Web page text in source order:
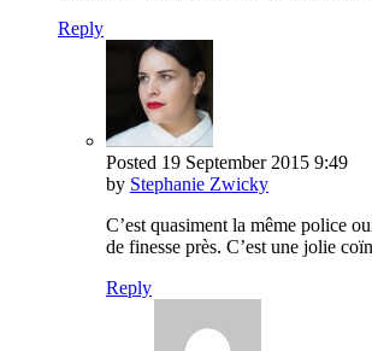
Reply
Posted 19 September 2015 9:49
by Stephanie Zwicky
C’est quasiment la même police
de finesse près. C’est une jolie
Reply